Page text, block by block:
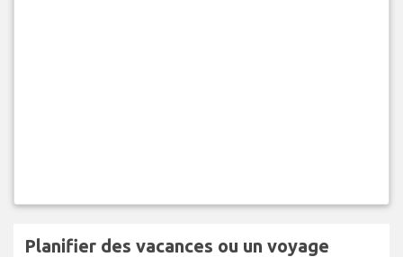
Planifier des vacances ou un voyage